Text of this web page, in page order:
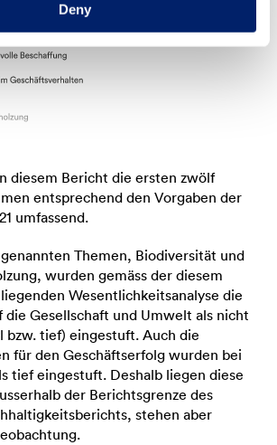
Deny
diesem Bericht die ersten zwölf
entsprechend den Vorgaben der
umfassend.
Themen, Biodiversität und
wurden gemäss der diesem
Wesentlichkeitsanalyse die
die Gesellschaft und Umwelt als nicht
tief) eingestuft. Auch die
für den Geschäftserfolg wurden bei
tief eingestuft. Deshalb liegen diese
der Berichtsgrenze des
stehen aber